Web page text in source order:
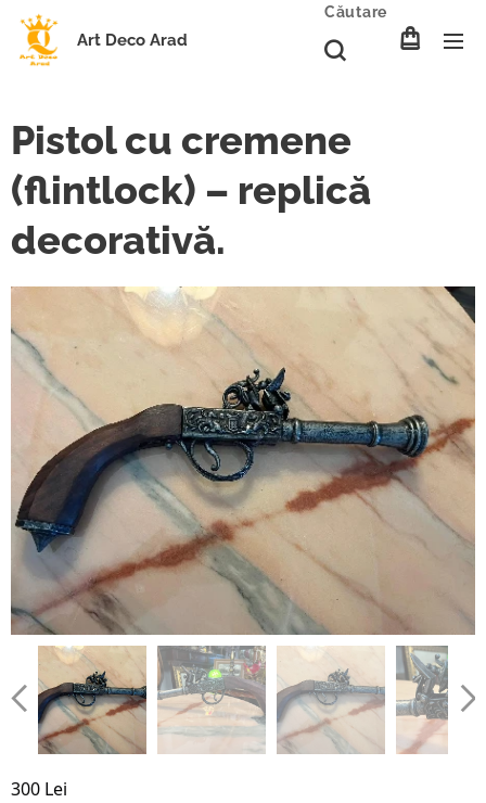
Art Deco Arad
Căutare
Pistol cu cremene
(flintlock) – replică
decorativă.
300 Lei